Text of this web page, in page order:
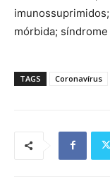
mórbida;
TAGS Coronavírus